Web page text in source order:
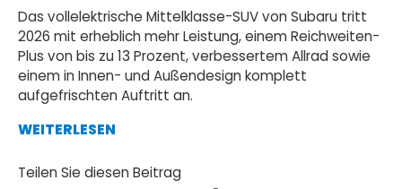
Das vollelektrische Mittelklasse-SUV von Subaru tritt
2026 mit erheblich mehr Leistung, einem Reichweiten-
Plus von bis zu 13 Prozent, verbessertem Allrad sowie
einem in Innen- und Außendesign komplett
aufgefrischten Auftritt an.
WEITERLESEN
Teilen Sie diesen Beitrag